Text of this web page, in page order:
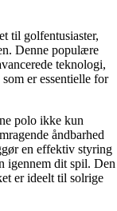
til golfentusiaster,
Denne populære
teknologi,
er essentielle for
polo ikke kun
åndbarhed
en effektiv styring
igennem dit spil. Den
er ideelt til solrige